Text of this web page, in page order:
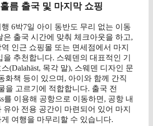
름 출국 및 마지막 쇼핑
6박7일 아이 동반도 무리 없는 이동
은 출국 시간에 맞춰 체크아웃을 하고,
인근 쇼핑몰 또는 면세점에서 마지
을 추천합니다. 스웨덴의 대표적인 기
(Dalahäst, 목각 말), 스웨덴 디자인 문
화책 등이 있으며, 아이와 함께 간직
을 고르기에 적합합니다. 출국 전
를 이용해 공항으로 이동하면, 공항 내
유아 전용 공간이 마련되어 있어 마지
여행을 마무리할 수 있습니다.